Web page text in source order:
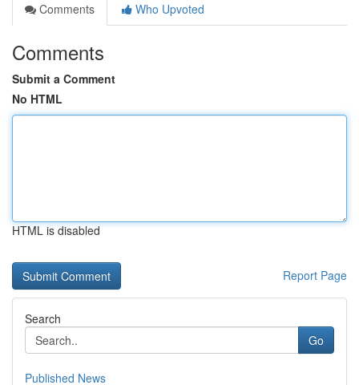
Comments
Who Upvoted
Comments
Submit a Comment
No HTML
HTML is disabled
Report Page
Search
Go
Published News